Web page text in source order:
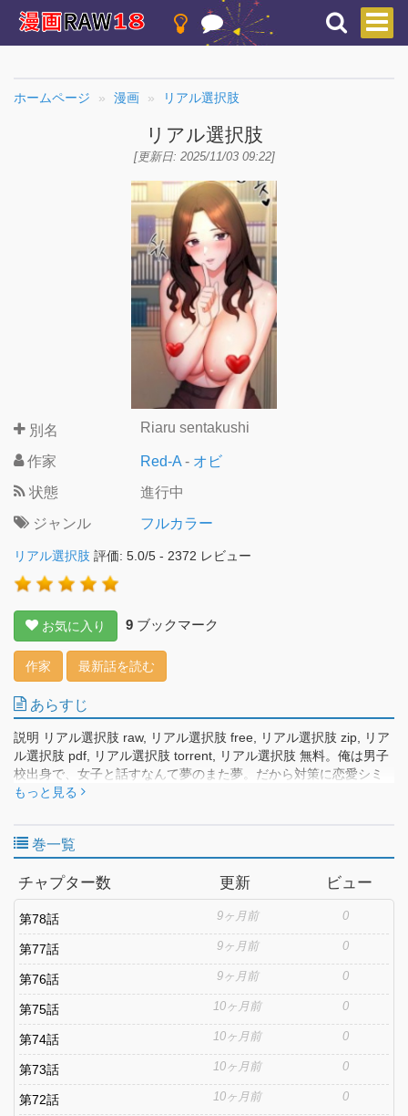
ホームページ 漫画 リアル選択肢
リアル選択肢
[更新日: 2025/11/03 09:22]
別名 Riaru sentakushi
作家 Red-A - オビ
状態
進行中
ジャンル
フルカラー
リアル選択肢 評価: 5.0/5 - 2372 レビュー
お気に入り 9 ブックマーク
作家 最新話を読む
あらすじ
説明 リアル選択肢 raw, リアル選択肢 free, リアル選択肢 zip, リア
ル選択肢 pdf, リアル選択肢 torrent, リアル選択肢 無料。俺は男子
校出身で、女子と話すなんて夢のまた夢。だから対策に恋愛シミ
ュレーションゲームを始めたんだ。これで女子との会話もバッチ
らなぁ…。なんてことを考えてたら、突然目の前に選択肢が登
展開！ゲーム感覚で全てが手に入るかも…？でも、選ぶたびに思
わぬ展開が待っていて…。俺のリアルが選択肢ひとつでこんなに
変わるなんて予想外！この不思議な選択肢で俺の青春大逆転スト
ーリーが始まる――！？【桃色エンジェル】
もっと見る
巻一覧
チャプター数 更新 ビュー
第78話 9ヶ月前 0
第77話 9ヶ月前 0
第76話 9ヶ月前 0
第75話 10ヶ月前 0
第74話 10ヶ月前 0
第73話 10ヶ月前 0
第72話 10ヶ月前 0